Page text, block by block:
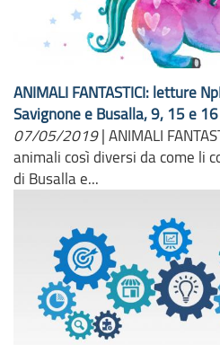
ANIMALI FANTASTICI: letture
Savignone e Busalla, 9, 15 e
07/05/2019 | ANIMALI
animali così diversi da come li
di Busalla e...